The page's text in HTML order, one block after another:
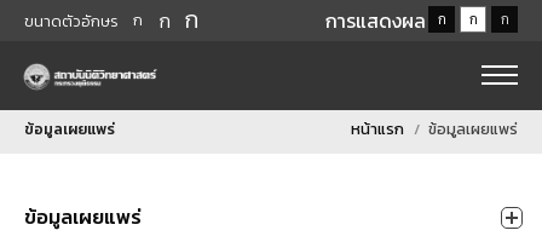
ขนาดตัวอักษร ก ก ก การแสดงผล ก ก ก
ข้อมูลเผยแพร่ หน้าแรก ข้อมูลเผยแพร่
ข้อมูลเผยแพร่